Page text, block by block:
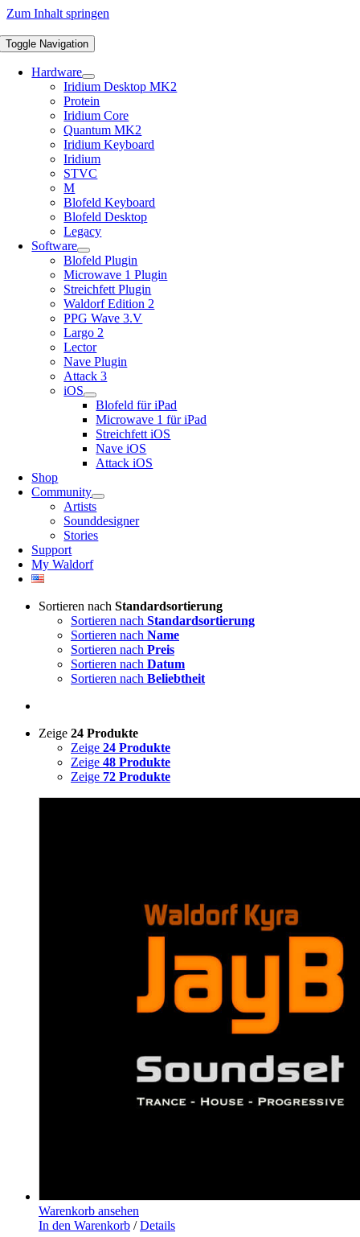
Zum Inhalt springen
Toggle Navigation
Hardware
Iridium Desktop MK2
Protein
Iridium Core
Quantum MK2
Iridium Keyboard
Iridium
STVC
M
Blofeld Keyboard
Blofeld Desktop
Legacy
Software
Blofeld Plugin
Microwave 1 Plugin
Streichfett Plugin
Waldorf Edition 2
PPG Wave 3.V
Largo 2
Lector
Nave Plugin
Attack 3
iOS
Blofeld für iPad
Microwave 1 für iPad
Streichfett iOS
Nave iOS
Attack iOS
Shop
Community
Artists
Sounddesigner
Stories
Support
My Waldorf
Sortieren nach Standardsortierung
Sortieren nach Standardsortierung
Sortieren nach Name
Sortieren nach Preis
Sortieren nach Datum
Sortieren nach Beliebtheit
Zeige 24 Produkte
Zeige 24 Produkte
Zeige 48 Produkte
Zeige 72 Produkte
Warenkorb ansehen
In den Warenkorb / Details